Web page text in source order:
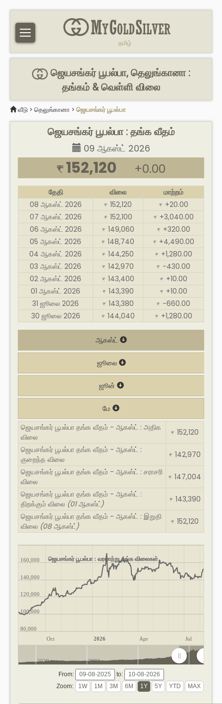
தமிழ்
ஜெயசங்கர் பூபல்பா, தெலுங்கானா :
தங்கம் & வெள்ளி விலை
வீடு > தெலுங்கானா > ஜெயசங்கர் பூபல்பா
ஜெயசங்கர் பூபல்பா : தங்க வீதம்
09 ஆகஸ்ட் 2026
₹ 152,120 +0.00
தேதி விலை
மாற்றம்
08 ஆகஸ்ட் 2026
₹ 152,120 ₹ +20.00
07 ஆகஸ்ட் 2026
₹ 152,100 ₹ +3,040.00
06 ஆகஸ்ட் 2026
₹ 149,060 ₹ +320.00
05 ஆகஸ்ட் 2026
₹ 148,740 ₹ +4,490.00
04 ஆகஸ்ட் 2026
₹ 144,250 ₹ +1,280.00
03 ஆகஸ்ட் 2026
₹ 142,970 ₹ -430.00
02 ஆகஸ்ட் 2026
₹ 143,400 ₹ +10.00
01 ஆகஸ்ட் 2026
₹ 143,390 ₹ +10.00
31 ஜூலை 2026
₹ 143,380 ₹ -660.00
30 ஜூலை 2026
₹ 144,040 ₹ +1,280.00
ஆகஸ்ட்
ஜூலை
ஜூன்
மே
ஜெயசங்கர் பூபல்பா தங்க வீதம் - ஆகஸ்ட் : அதிக
விலை
₹ 152,120
ஜெயசங்கர் பூபல்பா தங்க வீதம் - ஆகஸ்ட் :
குறைந்த விலை
₹ 142,970
ஜெயசங்கர் பூபல்பா தங்க வீதம் - ஆகஸ்ட் : சராசரி
விலை
₹ 147,004
ஜெயசங்கர் பூபல்பா தங்க வீதம் - ஆகஸ்ட் :
திறக்கும் விலை (01 ஆகஸ்ட்) ₹ 143,390
ஜெயசங்கர் பூபல்பா தங்க வீதம் - ஆகஸ்ட் : இறுதி
விலை (08 ஆகஸ்ட்) ₹ 152,120
ஜெயசங்கர் பூபல்பா : வரலாற்று தங்க விலைகள்
Oct 2026 Apr Jul
80,000
100,000
120,000
140,000
160,000
2020 2022 2024 2026
From:
to:
Zoom: